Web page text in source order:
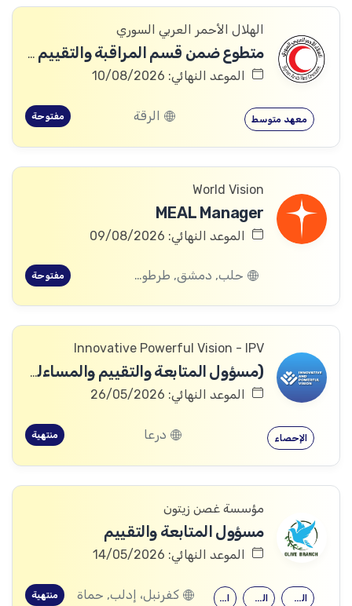
الهلال الأحمر العربي السوري
متطوع ضمن قسم المراقبة والتقييم والتعلم (MEAL)
الموعد النهائي: 10/08/2026
معهد متوسط الرقة مفتوحة
World Vision
MEAL Manager
الموعد النهائي: 09/08/2026
حلب, دمشق, طرطوس, ريف دمشق, ديرالزور, درعا, السويداء, إدلب, القنيطرة, اللاذقية, الرقة, حمص, الحسكة, حماة مفتوحة
Innovative Powerful Vision - IPV
(مسؤول المتابعة والتقييم والمساءلة والتعلم
الموعد النهائي: 26/05/2026
الإحصاء درعا منتهية
مؤسسة غصن زيتون
مسؤول المتابعة والتقييم
الموعد النهائي: 14/05/2026
الإحصاء العلوم الاجتماعية الدراسات التنموية كفرنبل، إدلب, حماة منتهية